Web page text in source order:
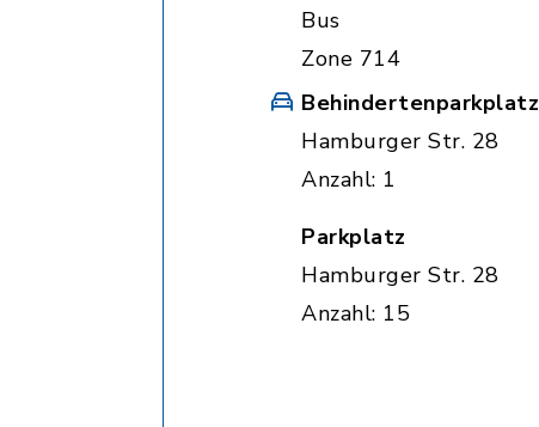
Bus
Zone 714
Behindertenparkplatz
Hamburger Str. 28
Anzahl: 1
Parkplatz
Hamburger Str. 28
Anzahl: 15